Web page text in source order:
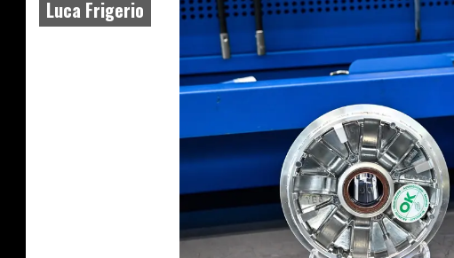
Luca Frigerio